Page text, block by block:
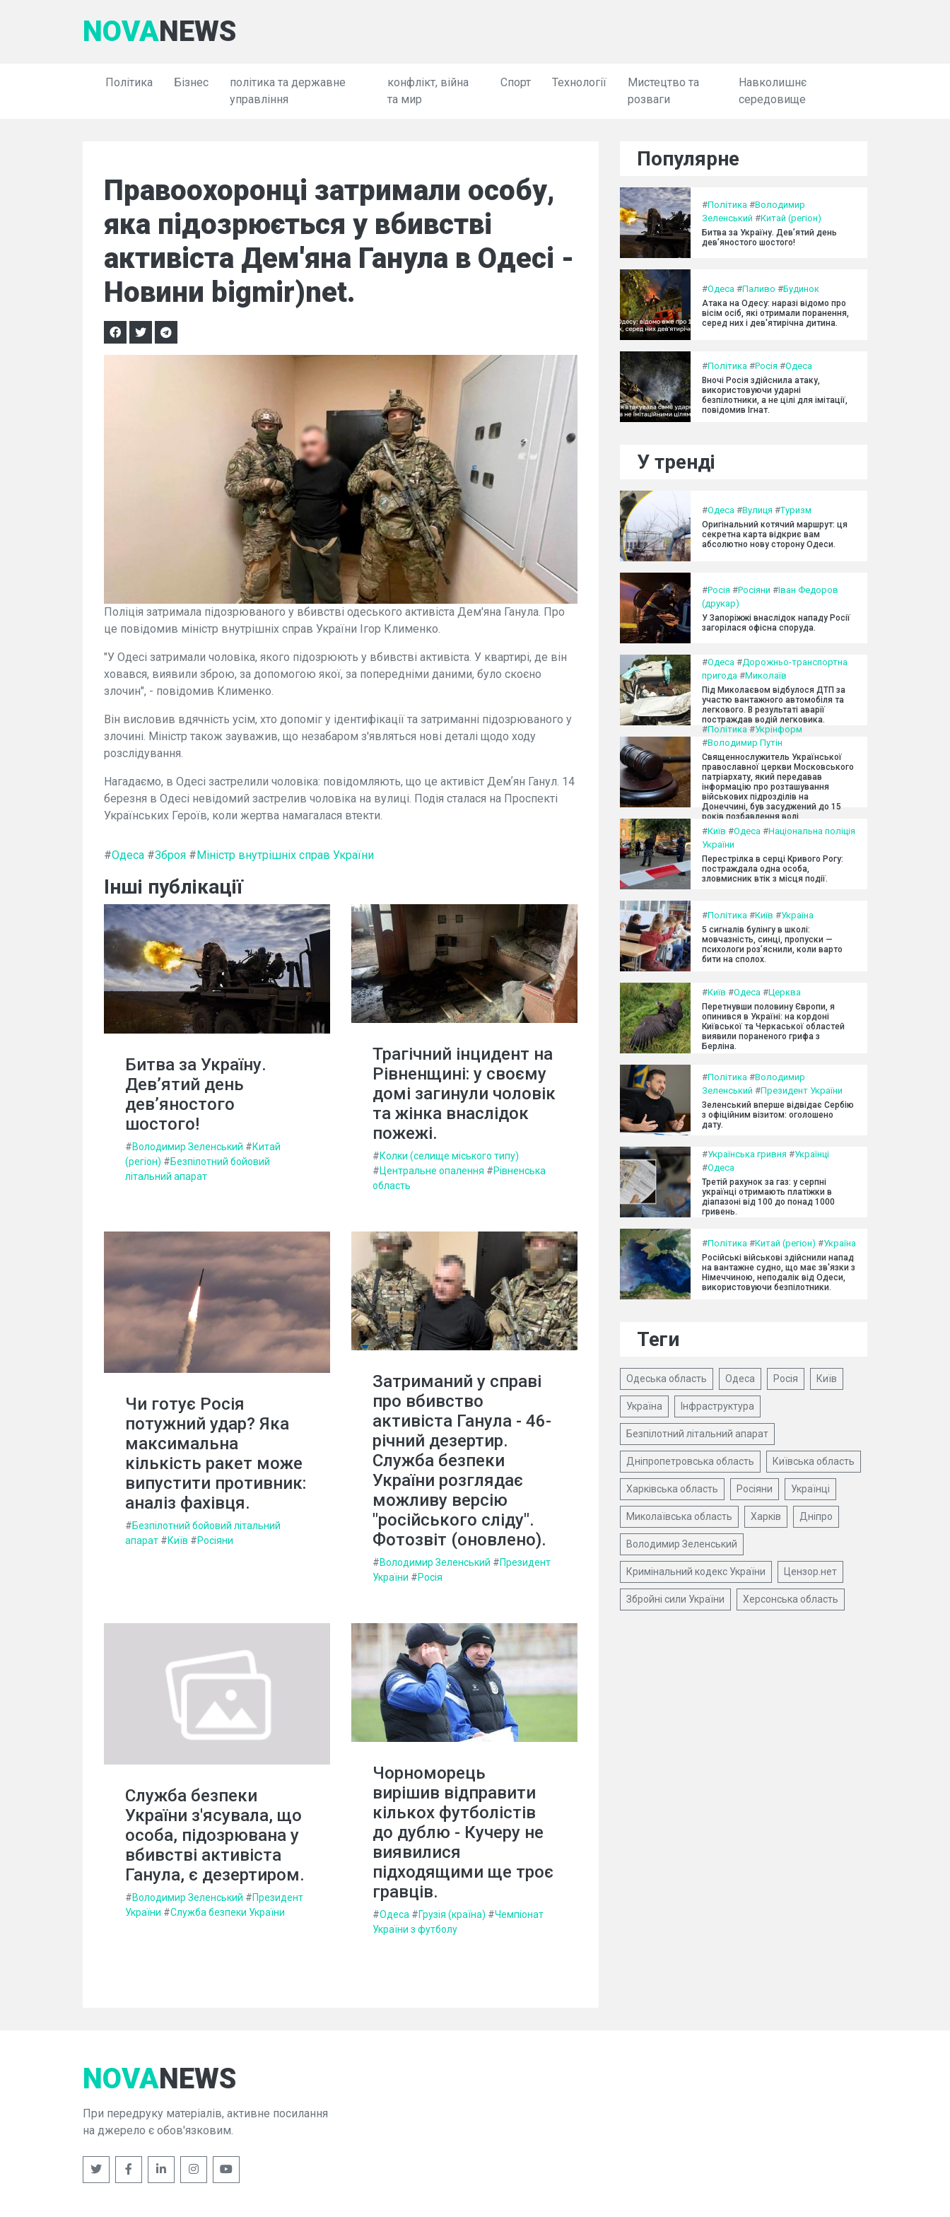
NOVANEWS
Політика Бізнес
політика та державне
управління
конфлікт, війна
та мир
Спорт Технології
Мистецтво та
розваги
Навколишнє
середовище
Правоохоронці затримали особу,
яка підозрюється у вбивстві
активіста Дем'яна Ганула в Одесі -
Новини bigmir)net.
Поліція затримала підозрюваного у вбивстві одеського активіста Дем'яна Ганула. Про
це повідомив міністр внутрішніх справ України Ігор Клименко.
"У Одесі затримали чоловіка, якого підозрюють у вбивстві активіста. У квартирі, де він
ховався, виявили зброю, за допомогою якої, за попередніми даними, було скоєно
злочин", - повідомив Клименко.
Він висловив вдячність усім, хто допоміг у ідентифікації та затриманні підозрюваного у
злочині. Міністр також зауважив, що незабаром з'являться нові деталі щодо ходу
розслідування.
Нагадаємо, в Одесі застрелили чоловіка: повідомляють, що це активіст Демʼян Ганул. 14
березня в Одесі невідомий застрелив чоловіка на вулиці. Подія сталася на Проспекті
Українських Героїв, коли жертва намагалася втекти.
#Одеса #Зброя #Міністр внутрішніх справ України
Інші публікації
Битва за Україну.
Дев’ятий день
дев’яностого
шостого!
#Володимир Зеленський #Китай
(регіон) #Безпілотний бойовий
літальний апарат
Трагічний інцидент на
Рівненщині: у своєму
домі загинули чоловік
та жінка внаслідок
пожежі.
#Колки (селище міського типу)
#Центральне опалення #Рівненська
область
Чи готує Росія
потужний удар? Яка
максимальна
кількість ракет може
випустити противник:
аналіз фахівця.
#Безпілотний бойовий літальний
апарат #Київ #Росіяни
Затриманий у справі
про вбивство
активіста Ганула - 46-
річний дезертир.
Служба безпеки
України розглядає
можливу версію
"російського сліду".
Фотозвіт (оновлено).
#Володимир Зеленський #Президент
України #Росія
Служба безпеки
України з'ясувала, що
особа, підозрювана у
вбивстві активіста
Ганула, є дезертиром.
#Володимир Зеленський #Президент
України #Служба безпеки України
Чорноморець
вирішив відправити
кількох футболістів
до дублю - Кучеру не
виявилися
підходящими ще троє
гравців.
#Одеса #Грузія (країна) #Чемпіонат
України з футболу
Популярне
#Політика #Володимир
Зеленський #Китай (регіон)
Битва за Україну. Дев’ятий день
дев’яностого шостого!
#Одеса #Паливо #Будинок
Атака на Одесу: наразі відомо про
вісім осіб, які отримали поранення,
серед них і дев'ятирічна дитина.
#Політика #Росія #Одеса
Вночі Росія здійснила атаку,
використовуючи ударні
безпілотники, а не цілі для імітації,
повідомив Ігнат.
У тренді
#Одеса #Вулиця #Туризм
Оригінальний котячий маршрут: ця
секретна карта відкриє вам
абсолютно нову сторону Одеси.
#Росія #Росіяни #Іван Федоров
(друкар)
У Запоріжжі внаслідок нападу Росії
загорілася офісна споруда.
#Одеса #Дорожньо-транспортна
пригода #Миколаїв
Під Миколаєвом відбулося ДТП за
участю вантажного автомобіля та
легкового. В результаті аварії
постраждав водій легковика.
#Політика #Укрінформ
#Володимир Путін
Священнослужитель Української
православної церкви Московського
патріархату, який передавав
інформацію про розташування
військових підрозділів на
Донеччині, був засуджений до 15
років позбавлення волі.
#Київ #Одеса #Національна поліція
України
Перестрілка в серці Кривого Рогу:
постраждала одна особа,
зловмисник втік з місця події.
#Політика #Київ #Україна
5 сигналів булінгу в школі:
мовчазність, синці, пропуски —
психологи роз’яснили, коли варто
бити на сполох.
#Київ #Одеса #Церква
Перетнувши половину Європи, я
опинився в Україні: на кордоні
Київської та Черкаської областей
виявили пораненого грифа з
Берліна.
#Політика #Володимир
Зеленський #Президент України
Зеленський вперше відвідає Сербію
з офіційним візитом: оголошено
дату.
#Українська гривня #Українці
#Одеса
Третій рахунок за газ: у серпні
українці отримають платіжки в
діапазоні від 100 до понад 1000
гривень.
#Політика #Китай (регіон) #Україна
Російські військові здійснили напад
на вантажне судно, що має зв'язки з
Німеччиною, неподалік від Одеси,
використовуючи безпілотники.
Теги
Одеська область Одеса Росія Київ
Україна Інфраструктура
Безпілотний літальний апарат
Дніпропетровська область Київська область
Харківська область Росіяни Українці
Миколаївська область Харків Дніпро
Володимир Зеленський
Кримінальний кодекс України Цензор.нет
Збройні сили України Херсонська область
NOVANEWS
При передруку матеріалів, активне посилання
на джерело є обов'язковим.